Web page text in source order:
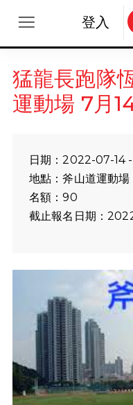
登入
猛龍長跑隊
運動場 7月
日期：2022-07-14
地點：斧山道運動場
名額：90
截止報名日期：